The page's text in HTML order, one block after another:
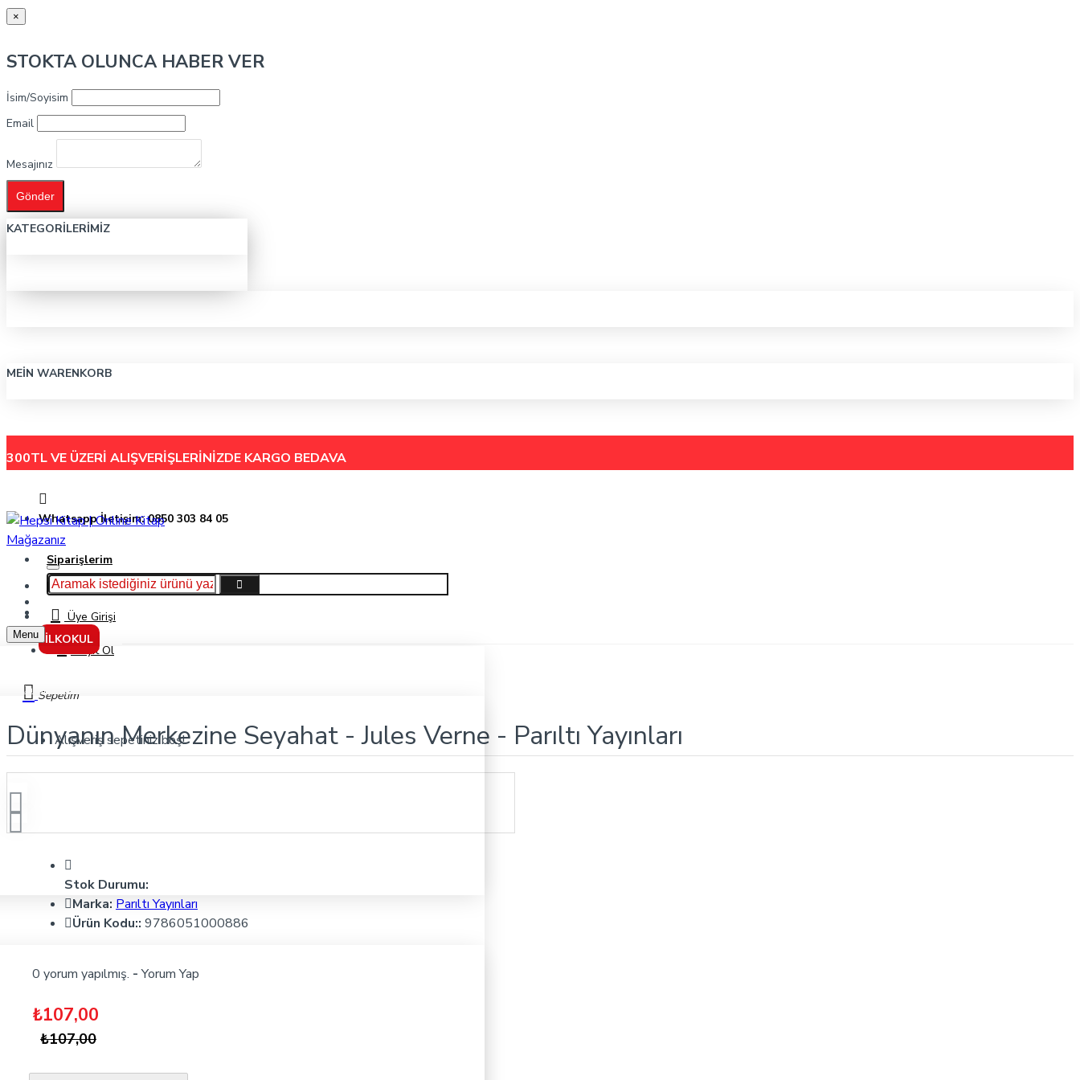
×
STOKTA OLUNCA HABER VER
İsim/Soyisim
Email
Mesajınız
Gönder
KATEGORILERIMIZ
MEIN WARENKORB
300TL VE ÜZERİ ALIŞVERİŞLERİNİZDE KARGO BEDAVA
Whatsapp İletişim: 0850 303 84 05
Siparişlerim
Hakkımızda
İletişimÜye Girişi
Kayıt Ol
Sepetim
Alışveriş sepetiniz boş!
İLKOKUL
Menu
Dünyanın Merkezine Seyahat - Jules Verne - Parıltı Yayınları
Dünyanın Merkezine Seyahat - Jules Verne - Parıltı Yayınları
Stok Durumu:
Marka: Parıltı Yayınları
Ürün Kodu:: 9786051000886
0 yorum yapılmış. - Yorum Yap
₺107,00
₺107,00